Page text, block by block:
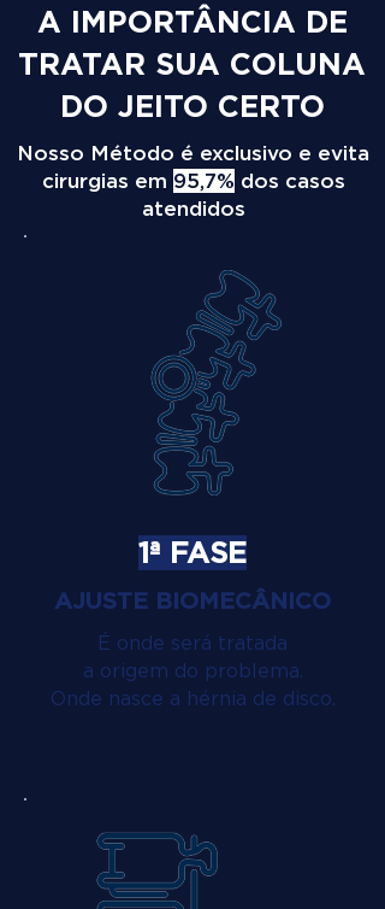
A IMPORTÂNCIA DE
TRATAR SUA COLUNA
DO JEITO CERTO
Nosso Método é exclusivo e evita
cirurgias em 95,7% dos casos
atendidos
1ª FASE
AJUSTE BIOMECÂNICO
É onde será tratada
a origem do problema.
Onde nasce a hérnia de disco.